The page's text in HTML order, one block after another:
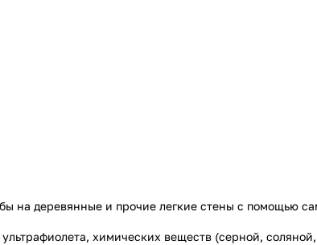
на деревянные и прочие легкие стены с помощью
химических веществ (серной,